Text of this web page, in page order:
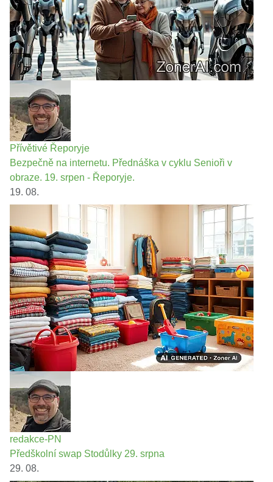
Přívětivé Řeporyje
Bezpečně na internetu. Přednáška v cyklu Senioři v
obraze. 19. srpen - Řeporyje.
19. 08.
redakce-PN
Předškolní swap Stodůlky 29. srpna
29. 08.